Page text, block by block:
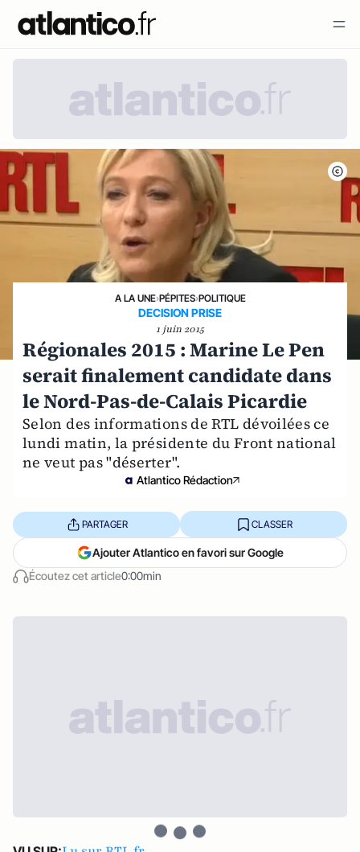
A LA UNE›PÉPITES›POLITIQUE
DECISION PRISE
1 juin 2015
Régionales 2015 : Marine Le Pen
serait finalement candidate dans
le Nord-Pas-de-Calais Picardie
Selon des informations de RTL dévoilées ce
lundi matin, la présidente du Front national
ne veut pas "déserter".
Atlantico Rédaction
Écoutez cet article0:00min
PARTAGER CLASSER
Ajouter Atlantico en favori sur Google